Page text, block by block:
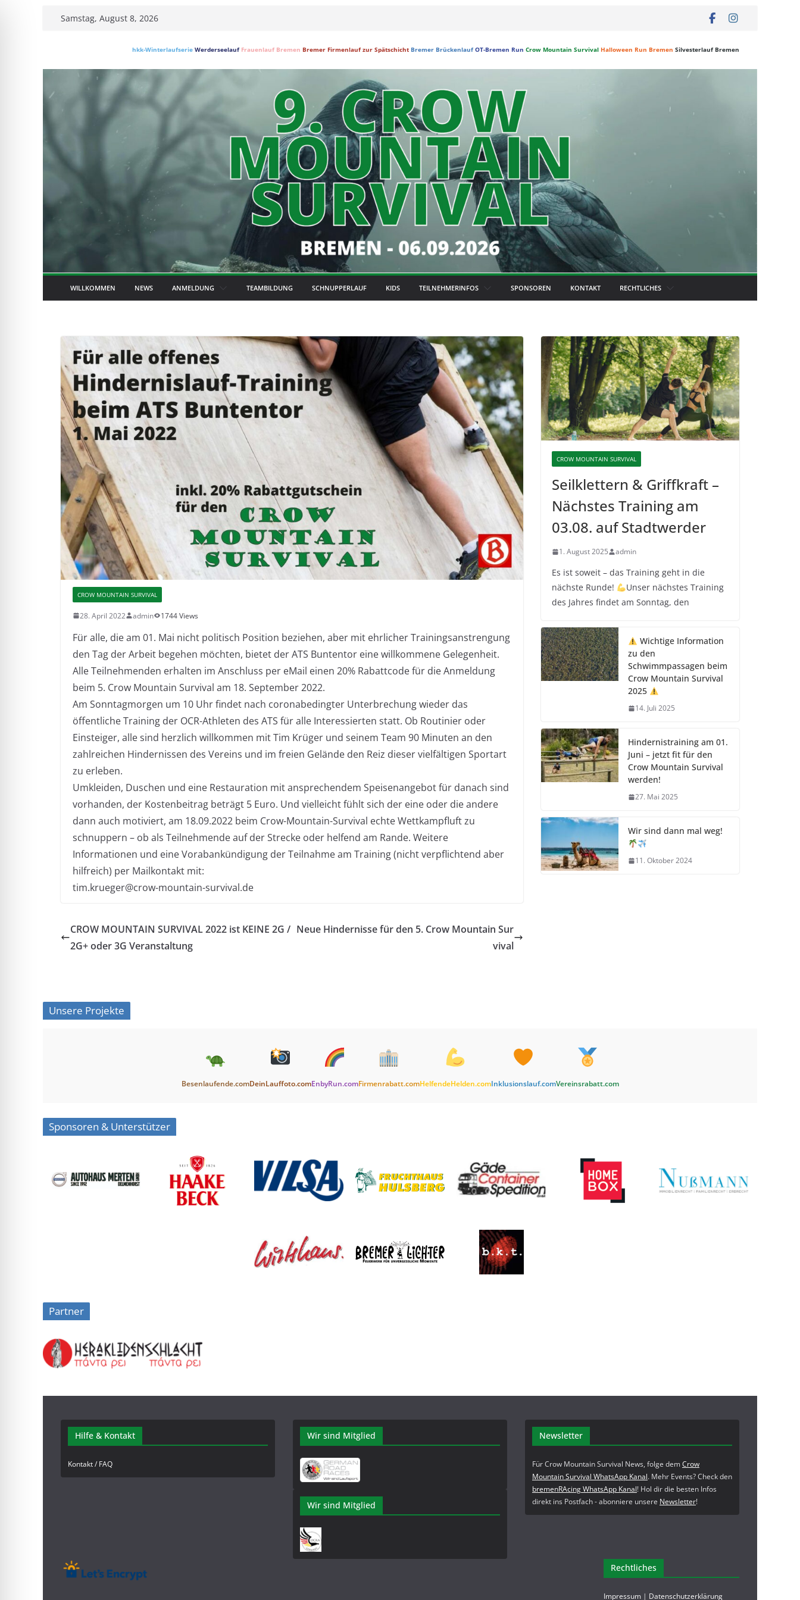
Samstag, August 8, 2026
hkk-Winterlaufserie Werderseelauf Frauenlauf Bremen Bremer Firmenlauf zur Spätschicht Bremer Brückenlauf OT-Bremen Run Crow Mountain Survival Halloween Run Bremen Silvesterlauf Bremen
WILLKOMMEN NEWS ANMELDUNG TEAMBILDUNG SCHNUPPERLAUF KIDS TEILNEHMERINFOS SPONSOREN KONTAKT RECHTLICHES
CROW MOUNTAIN SURVIVAL
28. April 2022 admin 1744 Views
Für alle, die am 01. Mai nicht politisch Position beziehen, aber mit ehrlicher Trainingsanstrengung
den Tag der Arbeit begehen möchten, bietet der ATS Buntentor eine willkommene Gelegenheit.
Alle Teilnehmenden erhalten im Anschluss per eMail einen 20% Rabattcode für die Anmeldung
beim 5. Crow Mountain Survival am 18. September 2022.
Am Sonntagmorgen um 10 Uhr findet nach coronabedingter Unterbrechung wieder das
öffentliche Training der OCR-Athleten des ATS für alle Interessierten statt. Ob Routinier oder
Einsteiger, alle sind herzlich willkommen mit Tim Krüger und seinem Team 90 Minuten an den
zahlreichen Hindernissen des Vereins und im freien Gelände den Reiz dieser vielfältigen Sportart
zu erleben.
Umkleiden, Duschen und eine Restauration mit ansprechendem Speisenangebot für danach sind
vorhanden, der Kostenbeitrag beträgt 5 Euro. Und vielleicht fühlt sich der eine oder die andere
dann auch motiviert, am 18.09.2022 beim Crow-Mountain-Survival echte Wettkampfluft zu
schnuppern – ob als Teilnehmende auf der Strecke oder helfend am Rande. Weitere
Informationen und eine Vorabankündigung der Teilnahme am Training (nicht verpflichtend aber
hilfreich) per Mailkontakt mit:
tim.krueger@crow-mountain-survival.de
CROW MOUNTAIN SURVIVAL 2022 ist KEINE 2G /
2G+ oder 3G Veranstaltung
Neue Hindernisse für den 5. Crow Mountain Sur
vival
CROW MOUNTAIN SURVIVAL
Seilklettern & Griffkraft –
Nächstes Training am
03.08. auf Stadtwerder
1. August 2025 admin
Es ist soweit – das Training geht in die
nächste Runde!
Unser nächstes Training
des Jahres findet am Sonntag, den
Wichtige Information
zu den
Schwimmpassagen beim
Crow Mountain Survival
2025
14. Juli 2025
Hindernistraining am 01.
Juni – jetzt fit für den
Crow Mountain Survival
werden!
27. Mai 2025
Wir sind dann mal weg!
11. Oktober 2024
Unsere Projekte
Besenlaufende.comDeinLauffoto.comEnbyRun.comFirmenrabatt.comHelfendeHelden.comInklusionslauf.comVereinsrabatt.com
Sponsoren & Unterstützer
Partner
Hilfe & Kontakt
Kontakt / FAQ
Wir sind Mitglied
Wir sind Mitglied
Newsletter
Für Crow Mountain Survival News, folge demCrow
Mountain Survival WhatsApp Kanal. Mehr Events? Check den
bremenRAcing WhatsApp Kanal! Hol dir die besten Infos
direkt ins Postfach - abonniere unsere Newsletter!
Rechtliches
Impressum | Datenschutzerklärung